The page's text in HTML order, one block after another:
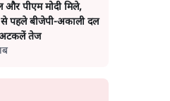
और पीएम मोदी मिले,
पहले बीजेपी-अकाली दल
तेज